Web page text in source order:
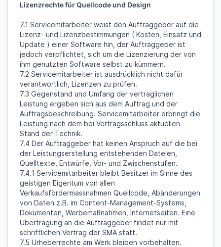
Lizenzrechte für Quellcode und Design
7.1 Servicemitarbeiter weist den Auftraggeber auf die
Lizenz- und Lizenzbestimmungen ( Kosten, Einsatz und
Update ) einer Software hin, der Auftraggeber ist
jedoch verpflichtet, sich um die Lizenzierung der von
ihm genutzten Software selbst zu kümmern.
7.2 Servicemitarbeiter ist ausdrücklich nicht dafür
verantwortlich, Lizenzen zu prüfen.
7.3 Gegenstand und Umfang der vertraglichen
Leistung ergeben sich aus dem Auftrag und der
Auftragsbeschreibung. Servicemitarbeiter erbringt die
Leistung nach dem bei Vertragsschluss aktuellen
Stand der Technik.
7.4 Der Auftraggeber hat keinen Anspruch auf die bei
der Leistungserstellung entstehenden Dateien,
Quelltexte, Entwürfe, Vor- und Zwischenstufen.
7.4.1 Servicemitarbeiter bleibt Besitzer im Sinne des
geistigen Eigentum von allen
Verkaufsfördermassnahmen Quellcode, Abänderungen
von Daten z.B. im Content-Management-Systems,
Dokumenten, Werbemaßnahmen, Internetseiten. Eine
Übertragung an die Auftraggeber findet nur mit
schriftlichen Vertrag der SMA statt.
7.5 Urheberrechte am Werk bleiben vorbehalten.